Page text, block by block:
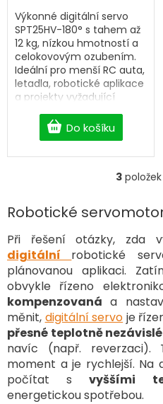
Do košíku
Výkonné digitální servo
SPT25HV-180° s tahem až
12 kg, nízkou hmotností a
celokovovým ozubením.
Ideální pro menší RC auta,
letadla, robotické aplikace
a projekty vyžadující
vysoký výkon v
kompaktním provedení.
l
á
í
r
k
3
Robotické
Při řešení otázky, zda
digitální robotické
plánovanou aplikaci.
obvykle řízeno
kompenzovanáa
měnit, digitální servo je
přesné teplotně
navíc (např. reverzaci).
moment a je rychlejší. Na
počítat svyššími
energetickou spotřebou.